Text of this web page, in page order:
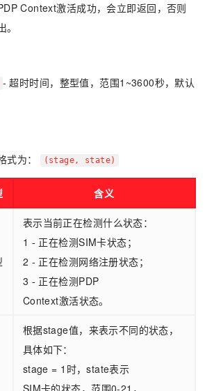
Context激活成功，会立即返回，否则
- 超时时间，整型值，范围1~3600秒，默认
式为：
(stage, state)
含义
表示当前正在检测什么状态：
1 - 正在检测SIM卡状态；
2 - 正在检测网络注册状态；
3 - 正在检测PDP
Context激活状态。
根据stage值，来表示不同的状态，
具体如下：
stage = 1时，state表示